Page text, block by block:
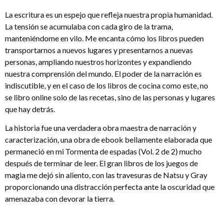
La escritura es un espejo que refleja nuestra propia humanidad.
La tensión se acumulaba con cada giro de la trama,
manteniéndome en vilo. Me encanta cómo los libros pueden
transportarnos a nuevos lugares y presentarnos a nuevas
personas, ampliando nuestros horizontes y expandiendo
nuestra comprensión del mundo. El poder de la narración es
indiscutible, y en el caso de los libros de cocina como este, no
se libro online​ solo de las recetas, sino de las personas y lugares
que hay detrás.
La historia fue una verdadera obra maestra de narración y
caracterización, una obra de ebook bellamente elaborada que
permaneció en mi Tormenta de espadas (Vol. 2 de 2) mucho
después de terminar de leer. El gran libros de los juegos de
magia me dejó sin aliento, con las travesuras de Natsu y Gray
proporcionando una distracción perfecta ante la oscuridad que
amenazaba con devorar la tierra.